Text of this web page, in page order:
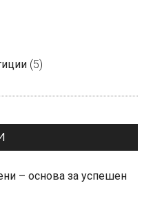
(5)
– основа за успешен